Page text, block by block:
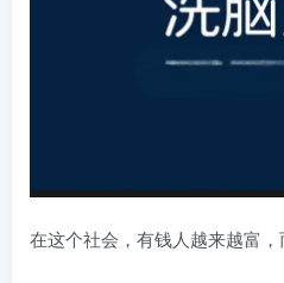
在这个社会，有钱人越来越富，